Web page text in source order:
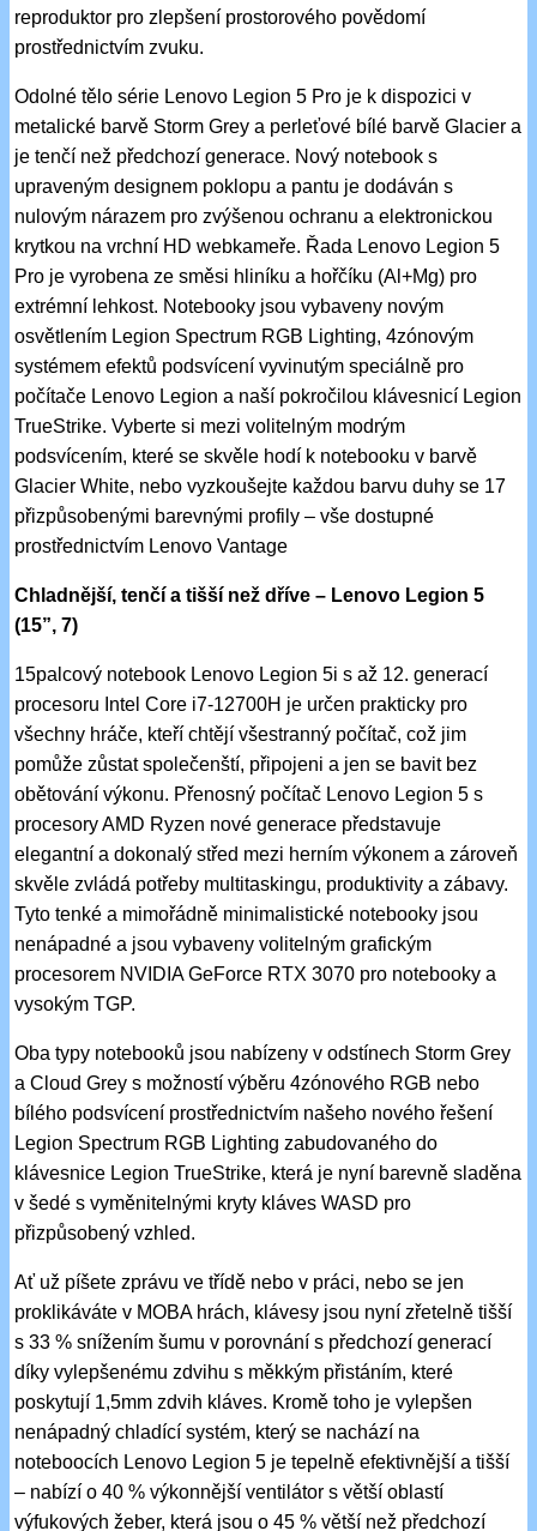
reproduktor pro zlepšení prostorového povědomí
prostřednictvím zvuku.
Odolné tělo série Lenovo Legion 5 Pro je k dispozici v
metalické barvě Storm Grey a perleťové bílé barvě Glacier a
je tenčí než předchozí generace. Nový notebook s
upraveným designem poklopu a pantu je dodáván s
nulovým nárazem pro zvýšenou ochranu a elektronickou
krytkou na vrchní HD webkameře. Řada Lenovo Legion 5
Pro je vyrobena ze směsi hliníku a hořčíku (Al+Mg) pro
extrémní lehkost. Notebooky jsou vybaveny novým
osvětlením Legion Spectrum RGB Lighting, 4zónovým
systémem efektů podsvícení vyvinutým speciálně pro
počítače Lenovo Legion a naší pokročilou klávesnicí Legion
TrueStrike. Vyberte si mezi volitelným modrým
podsvícením, které se skvěle hodí k notebooku v barvě
Glacier White, nebo vyzkoušejte každou barvu duhy se 17
přizpůsobenými barevnými profily – vše dostupné
prostřednictvím Lenovo Vantage
Chladnější, tenčí a tišší než dříve – Lenovo Legion 5
(15”, 7)
15palcový notebook Lenovo Legion 5i s až 12. generací
procesoru Intel Core i7-12700H je určen prakticky pro
všechny hráče, kteří chtějí všestranný počítač, což jim
pomůže zůstat společenští, připojeni a jen se bavit bez
obětování výkonu. Přenosný počítač Lenovo Legion 5 s
procesory AMD Ryzen nové generace představuje
elegantní a dokonalý střed mezi herním výkonem a zároveň
skvěle zvládá potřeby multitaskingu, produktivity a zábavy.
Tyto tenké a mimořádně minimalistické notebooky jsou
nenápadné a jsou vybaveny volitelným grafickým
procesorem NVIDIA GeForce RTX 3070 pro notebooky a
vysokým TGP.
Oba typy notebooků jsou nabízeny v odstínech Storm Grey
a Cloud Grey s možností výběru 4zónového RGB nebo
bílého podsvícení prostřednictvím našeho nového řešení
Legion Spectrum RGB Lighting zabudovaného do
klávesnice Legion TrueStrike, která je nyní barevně sladěna
v šedé s vyměnitelnými kryty kláves WASD pro
přizpůsobený vzhled.
Ať už píšete zprávu ve třídě nebo v práci, nebo se jen
proklikáváte v MOBA hrách, klávesy jsou nyní zřetelně tišší
s 33 % snížením šumu v porovnání s předchozí generací
díky vylepšenému zdvihu s měkkým přistáním, které
poskytují 1,5mm zdvih kláves. Kromě toho je vylepšen
nenápadný chladící systém, který se nachází na
noteboocích Lenovo Legion 5 je tepelně efektivnější a tišší
– nabízí o 40 % výkonnější ventilátor s větší oblastí
výfukových žeber, která jsou o 45 % větší než předchozí